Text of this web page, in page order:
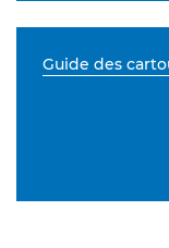
Guide des